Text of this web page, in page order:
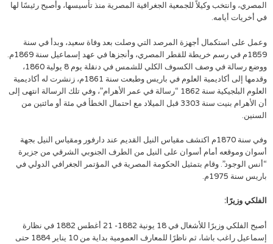
المصري، وانتخب وكيلاً للجمعية الجغرافية المصرية منذ تأسيسها، وأصبح رئيسًا لها
في أخريات أيامه.
وعمل على استكمال أجهزة المرصد التي وصلت بعد وفاة سعيد، وبدأ في سنة
1859م في رسم خريطة للقطر المصري، وأنجزها في عهد إسماعيل سنة 1869م.
ووضع رسالة في وصف الكسوف الكلي للشمس في دنقلة يوم 8 يولية 1860،
وقدمها إلى أكاديمية العلوم في باريس وطبعت سنة 1861م، زنشرت له أكاديمية
العلوم البلجيكية سنة 1862 “رسالة في عمر الأهرام”، وفي تلك الرسالة انتهى إلى
أن الأهرام بنيت سنة 3303 قبل الميلاد مع احتمال الخطأ في مئة أو مائتين من
السنين.
وفي سنة 1870م اكتشف مقياس النيل القديم عند دارفور ومقياس النيل بجهة
أسوان وموقعه أمام أسوان على النيل من الطرف الجنوبي الشرقي من جزيرة
“أنس الوجود”. وقام بتمثيل الحكومة المصرية في المؤتمر الجغرافي الدولي في
باريس سنة 1975م.
الفلكي وزيرًا:
أصبح الفلكي وزيرًا للأشغال في 18 يونية 1882- 21 أغطس 1882 في نظارة
إسماعيل راغب باشا، ثم ناظرًا للمعارف العمومية بداية من 10 يناير 1884 حتى